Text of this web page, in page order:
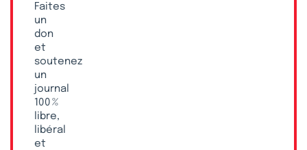
Faites
un
don
et
soutenez
un
journal
100 %
libre,
libéral
et